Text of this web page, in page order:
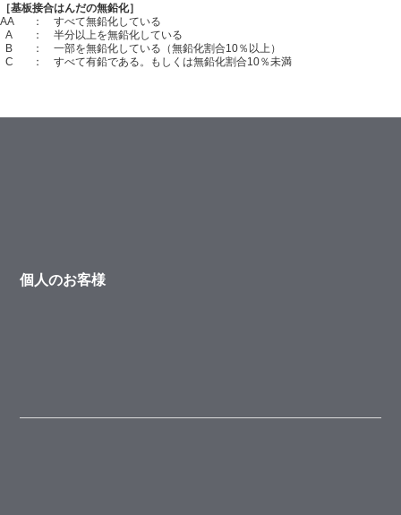
［基板接合はんだの無鉛化］
AA
： すべて無鉛化している
A
： 半分以上を無鉛化している
B
： 一部を無鉛化している（無鉛化割合10％以上）
C
： すべて有鉛である。もしくは無鉛化割合10％未満
個人のお客様